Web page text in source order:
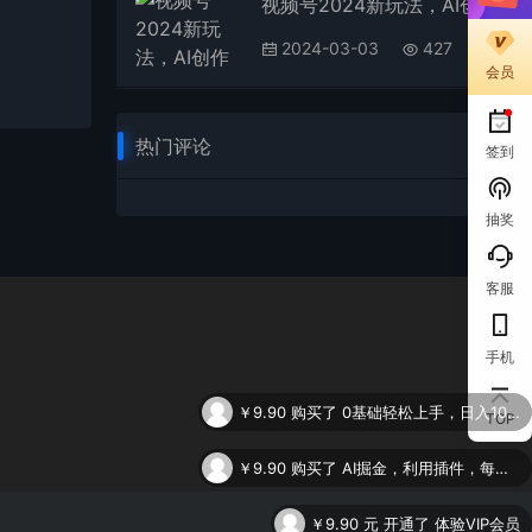
视频号2024新玩法，AI创作+深度去重软件 百分百过原创，无脑生成，月入过万
2024-03-03 427
热门评论
会员
签到
抽奖
客服
手机
TOP
￥9.90 购买了 0基础轻松上手，日入1000+，AI一键生成原视频，多种变现方式
￥9.90 购买了 AI掘金，利用插件，每天干2-3小时，全自动采集生成爆文多平台发布，一人可管多个账号，月入3W+
￥9.90 元 开通了 体验VIP会员